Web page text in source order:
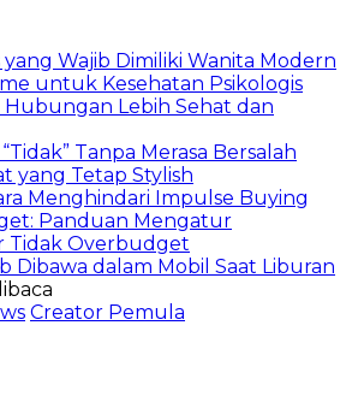
yang Wajib Dimiliki Wanita Modern
untuk Kesehatan Psikologis
Lebih Sehat dan
Tanpa Merasa Bersalah
yang Tetap Stylish
Menghindari Impulse Buying
Panduan Mengatur
Tidak Overbudget
Dibawa dalam Mobil Saat Liburan
Creator Pemula